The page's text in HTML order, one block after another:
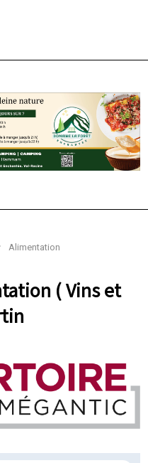
Alimentation
( Vins et